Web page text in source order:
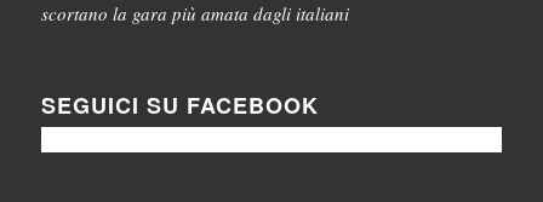
scortano la gara più amata dagli italiani
SEGUICI SU FACEBOOK